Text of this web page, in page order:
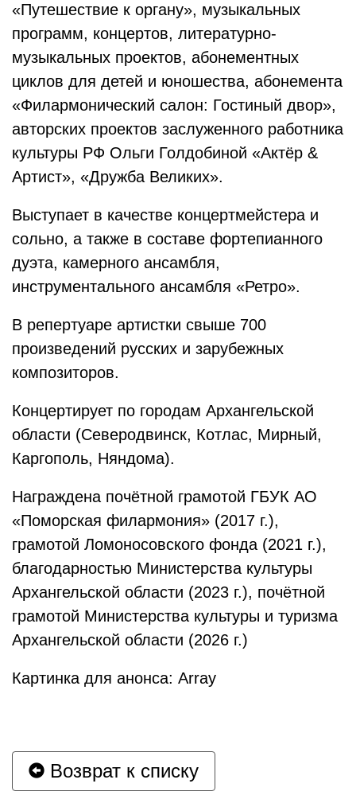
«Путешествие к органу», музыкальных
программ, концертов, литературно-
музыкальных проектов, абонементных
циклов для детей и юношества, абонемента
«Филармонический салон: Гостиный двор»,
авторских проектов заслуженного работника
культуры РФ Ольги Голдобиной «Актёр &
Артист», «Дружба Великих».
Выступает в качестве концертмейстера и
сольно, а также в составе фортепианного
дуэта, камерного ансамбля,
инструментального ансамбля «Ретро».
В репертуаре артистки свыше 700
произведений русских и зарубежных
композиторов.
Концертирует по городам Архангельской
области (Северодвинск, Котлас, Мирный,
Каргополь, Няндома).
Награждена почётной грамотой ГБУК АО
«Поморская филармония» (2017 г.),
грамотой Ломоносовского фонда (2021 г.),
благодарностью Министерства культуры
Архангельской области (2023 г.), почётной
грамотой Министерства культуры и туризма
Архангельской области (2026 г.)
Картинка для анонса: Array
Возврат к списку